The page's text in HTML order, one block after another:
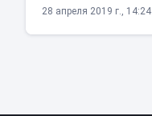
28 апреля 2019 г., 14:24